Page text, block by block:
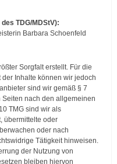
TDG/MDStV):
Barbara Schoenfeld
Sorgfalt erstellt. Für die
Inhalte können wir jedoch
sind wir gemäß § 7
nach den allgemeinen
TMG sind wir als
übermittelte oder
oder nach
Tätigkeit hinweisen.
der Nutzung von
bleiben hiervon